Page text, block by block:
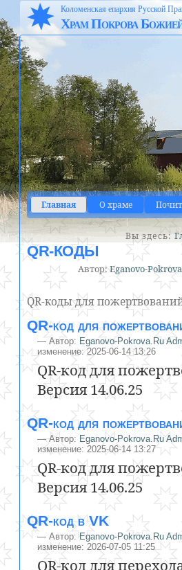
Коломенская епархия Русской
Храм Покрова
Главная О храме
Вы здесь:
QR-КОДЫ
Автор:Eganovo-
QR-коды для
QR-код для
—Автор: Eganovo-Pokrova.Ru
изменение: 2025-06-14 13:26
QR-код для
Версия 14.06.25
QR-код для
—Автор: Eganovo-Pokrova.Ru
изменение: 2025-06-14 13:27
QR-код для
Версия 14.06.25
QR-код в VK
—Автор: Eganovo-Pokrova.Ru
изменение: 2026-07-05 11:25
QR-код для